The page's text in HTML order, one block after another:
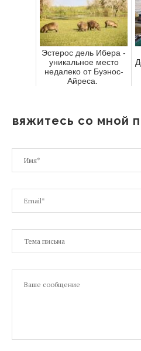
Эстерос дель Ибера -
уникальное место
недалеко от Буэнос-
Айреса.
Свяжитесь со мной